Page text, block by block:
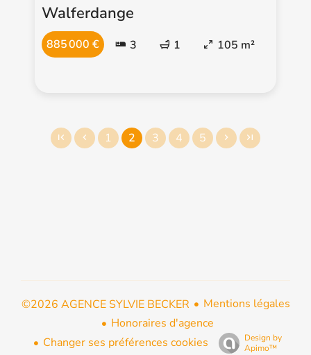
Walferdange
885 000 € 3 1 105 m²
1 2 3 4 5
©2026 AGENCE SYLVIE BECKER
Mentions légales
Honoraires d'agence
Changer ses préférences cookies
Design by
Apimo™